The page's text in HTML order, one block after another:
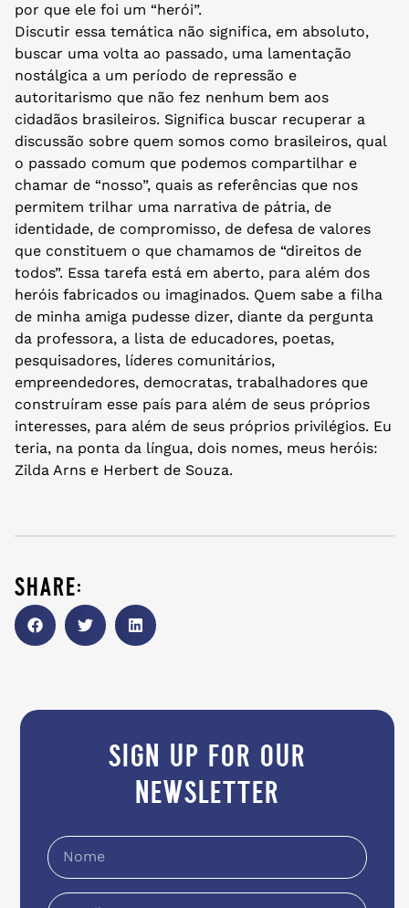
por que ele foi um “herói”.
Discutir essa temática não significa, em absoluto,
buscar uma volta ao passado, uma lamentação
nostálgica a um período de repressão e
autoritarismo que não fez nenhum bem aos
cidadãos brasileiros. Significa buscar recuperar a
discussão sobre quem somos como brasileiros, qual
o passado comum que podemos compartilhar e
chamar de “nosso”, quais as referências que nos
permitem trilhar uma narrativa de pátria, de
identidade, de compromisso, de defesa de valores
que constituem o que chamamos de “direitos de
todos”. Essa tarefa está em aberto, para além dos
heróis fabricados ou imaginados. Quem sabe a filha
de minha amiga pudesse dizer, diante da pergunta
da professora, a lista de educadores, poetas,
pesquisadores, líderes comunitários,
empreendedores, democratas, trabalhadores que
construíram esse país para além de seus próprios
interesses, para além de seus próprios privilégios. Eu
teria, na ponta da língua, dois nomes, meus heróis:
Zilda Arns e Herbert de Souza.
share:
sign up for our
newsletter